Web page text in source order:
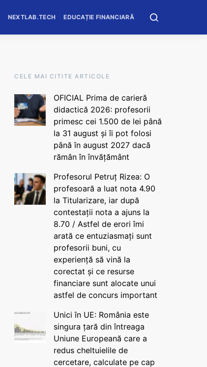
NEXTLAB.TECH EDUCAȚIE FINANCIARĂ
CELE MAI CITITE ARTICOLE
OFICIAL Prima de carieră
didactică 2026: profesorii
primesc cei 1.500 de lei până
la 31 august și îi pot folosi
până în august 2027 dacă
rămân în învățământ
Profesorul Petruț Rizea: O
profesoară a luat nota 4.90
la Titularizare, iar după
contestații nota a ajuns la
8.70 / Astfel de erori îmi
arată ce entuziasmați sunt
profesorii buni, cu
experiență să vină la
corectat și ce resurse
financiare sunt alocate unui
astfel de concurs important
Unici în UE: România este
singura țară din întreaga
Uniune Europeană care a
redus cheltuielile de
cercetare, calculate pe cap